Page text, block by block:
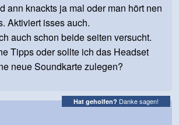
ann knackts ja mal oder man hört nen
Aktiviert isses auch.
auch schon beide seiten versucht.
Tipps oder sollte ich das Headset
neue Soundkarte zulegen?
Hat geholfen? Danke sagen!